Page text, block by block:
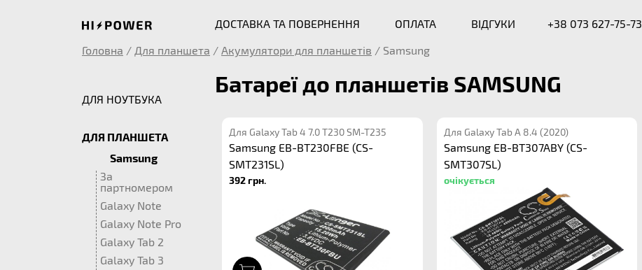
ДОСТАВКА ТА ПОВЕРНЕННЯ ОПЛАТА ВІДГУКИ +38 073 627-75-73
Головна / Для планшета / Акумулятори для планшетів / Samsung
ДЛЯ НОУТБУКА
ДЛЯ ПЛАНШЕТА
Samsung
За
партномером
Galaxy Note
Galaxy Note Pro
Galaxy Tab 2
Galaxy Tab 3
Батареї до планшетів SAMSUNG
Для Galaxy Tab 4 7.0 T230 SM-T235
Samsung EB-BT230FBE (CS-
SMT231SL)
392 грн.
Для Galaxy Tab A 8.4 (2020)
Samsung EB-BT307ABY (CS-
SMT307SL)
очікується